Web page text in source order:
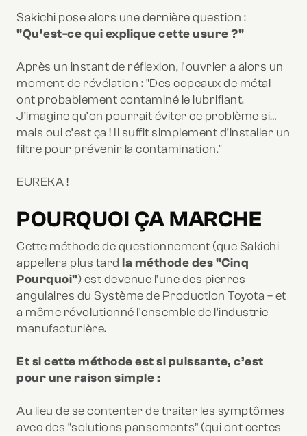
Sakichi pose alors une dernière question :
"Qu’est-ce qui explique cette usure ?"
Après un instant de réflexion, l'ouvrier a alors un
moment de révélation : "Des copeaux de métal
ont probablement contaminé le lubrifiant.
J’imagine qu’on pourrait éviter ce problème si…
mais oui c’est ça ! Il suffit simplement d’installer un
filtre pour prévenir la contamination."
EUREKA !
POURQUOI ÇA MARCHE
Cette méthode de questionnement (que Sakichi
appellera plus tard la méthode des "Cinq
Pourquoi") est devenue l'une des pierres
angulaires du Système de Production Toyota – et
a même révolutionné l'ensemble de l'industrie
manufacturière.
Et si cette méthode est si puissante, c’est
pour une raison simple :
Au lieu de se contenter de traiter les symptômes
avec des “solutions pansements” (qui ont certes